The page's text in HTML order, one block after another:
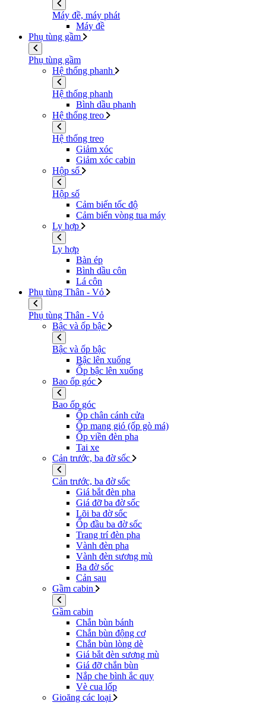
Máy đề, máy phát
Máy đề
Phụ tùng gầm
Phụ tùng gầm
Hệ thống phanh
Hệ thống phanh
Bình dầu phanh
Hệ thống treo
Hệ thống treo
Giảm xóc
Giảm xóc cabin
Hộp số
Hộp số
Cảm biến tốc độ
Cảm biến vòng tua máy
Ly hợp
Ly hợp
Bàn ép
Bình dầu côn
Lá côn
Phụ tùng Thân - Vỏ
Phụ tùng Thân - Vỏ
Bậc và ốp bậc
Bậc và ốp bậc
Bậc lên xuống
Ốp bậc lên xuống
Bao ốp góc
Bao ốp góc
Ốp chân cánh cửa
Ốp mang gió (ốp gò má)
Ốp viền đèn pha
Tai xe
Cản trước, ba đờ sốc
Cản trước, ba đờ sốc
Giá bắt đèn pha
Giá đỡ ba đờ sốc
Lõi ba đờ sốc
Ốp đầu ba đờ sốc
Trang trí đèn pha
Vành đèn pha
Vành đèn sương mù
Ba đờ sốc
Cản sau
Gầm cabin
Gầm cabin
Chắn bùn bánh
Chắn bùn động cơ
Chắn bùn lòng dè
Giá bắt đèn sương mù
Giá đỡ chắn bùn
Nắp che bình ắc quy
Vè cua lốp
Gioăng các loại